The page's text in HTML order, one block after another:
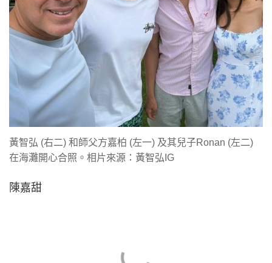
黃智弘 (右二) 和師父方嘉柏 (左一) 及其兒子Ronan (左二)
在海灘開心合照。相片來源：黃智弘IG
陳嘉甜